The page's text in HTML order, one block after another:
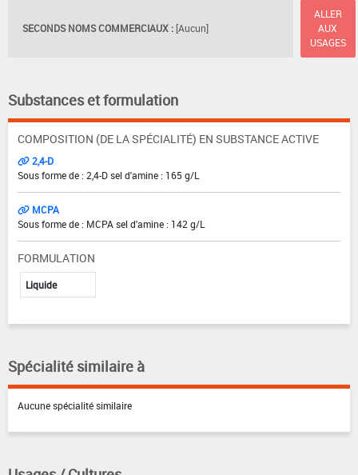
SECONDS NOMS COMMERCIAUX : [Aucun]
ALLER
AUX
USAGES
Substances et formulation
COMPOSITION (DE LA SPÉCIALITÉ) EN SUBSTANCE ACTIVE
2,4-D
Sous forme de : 2,4-D sel d'amine : 165 g/L
MCPA
Sous forme de : MCPA sel d'amine : 142 g/L
FORMULATION
Liquide
Spécialité similaire à
Aucune spécialité similaire